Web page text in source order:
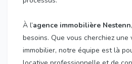
À l’agence immobilière Nestenn
besoins. Que vous cherchiez
immobilier, notre équipe est là